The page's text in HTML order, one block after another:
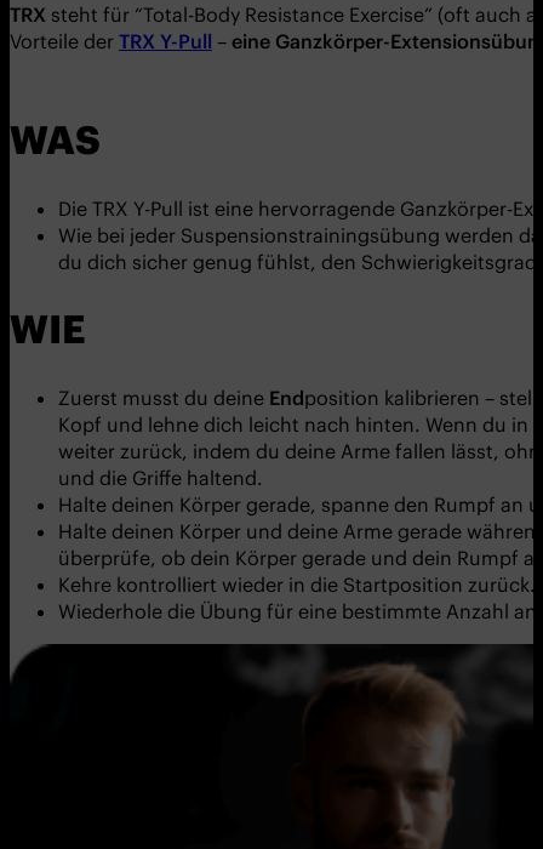
TRX steht für “Total-Body Resistance Exercise” (oft
Vorteile der TRX Y-Pull – eine Ganzkörper-
WAS
Die TRX Y-Pull ist eine hervorragende Ganzkörper-
Wie bei jeder Suspensionstrainingsübung werden
du dich sicher genug fühlst, den Schwierigkeitsgrad
WIE
Zuerst musst du deine Endposition kalibrieren –
Kopf und lehne dich leicht nach hinten. Wenn du in
weiter zurück, indem du deine Arme fallen lässt,
und die Griffe haltend.
Halte deinen Körper gerade, spanne den Rumpf
Halte deinen Körper und deine Arme gerade
überprüfe, ob dein Körper gerade und dein Rumpf
Kehre kontrolliert wieder in die Startposition zurück.
Wiederhole die Übung für eine bestimmte Anzahl